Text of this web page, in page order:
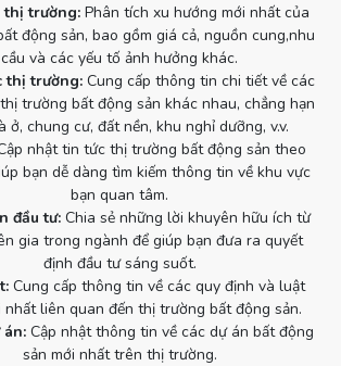
thị trường:Phân tích xu hướng mới nhất của
động sản, bao gồm giá cả, nguồn cung,nhu
cầu và các yếu tố ảnh hưởng khác.
thị trường:Cung cấp thông tin chi tiết về các
trường bất động sản khác nhau, chẳng hạn
ở, chung cư, đất nền, khu nghỉ dưỡng, v.v.
nhật tin tức thị trường bất động sản theo
bạn dễ dàng tìm kiếm thông tin về khu vực
bạn quan tâm.
đầu tư:Chia sẻ những lời khuyên hữu ích từ
gia trong ngành để giúp bạn đưa ra quyết
định đầu tư sáng suốt.
Cung cấp thông tin về các quy định và luật
nhất liên quan đến thị trường bất động sản.
Cập nhật thông tin về các dự án bất động
sản mới nhất trên thị trường.